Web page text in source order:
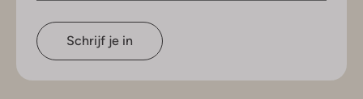
Schrijf je in